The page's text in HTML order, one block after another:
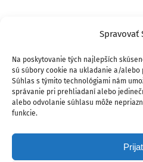
Spravovať
Na poskytovanie tých najlepších
sú súbory cookie na ukladanie a/
Súhlas s týmito technológiami nám
správanie pri prehliadaní alebo
alebo odvolanie súhlasu môže
funkcie.